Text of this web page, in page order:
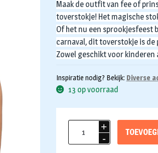
Maak de outfit van fee of
toverstokje! Het magische
Of het nu een
carnaval, dit toverstokje is
Zowel geschikt voor kinderen
Inspiratie nodig? Bekijk: Diverse
13 op voorraad
Toverstafje